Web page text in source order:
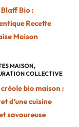
Blaff Bio :
Recette
Maison
MAISON,
COLLECTIVE
créole bio maison :
d’une cuisine
savoureuse